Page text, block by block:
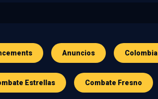
Anuncios Colombia
Estrellas Combate Fresno